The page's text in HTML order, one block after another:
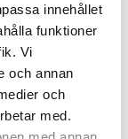
innehållet
funktioner
Vi
och annan
och
med.
europeisk mark
Deras
nära
vittnesmål
som senare